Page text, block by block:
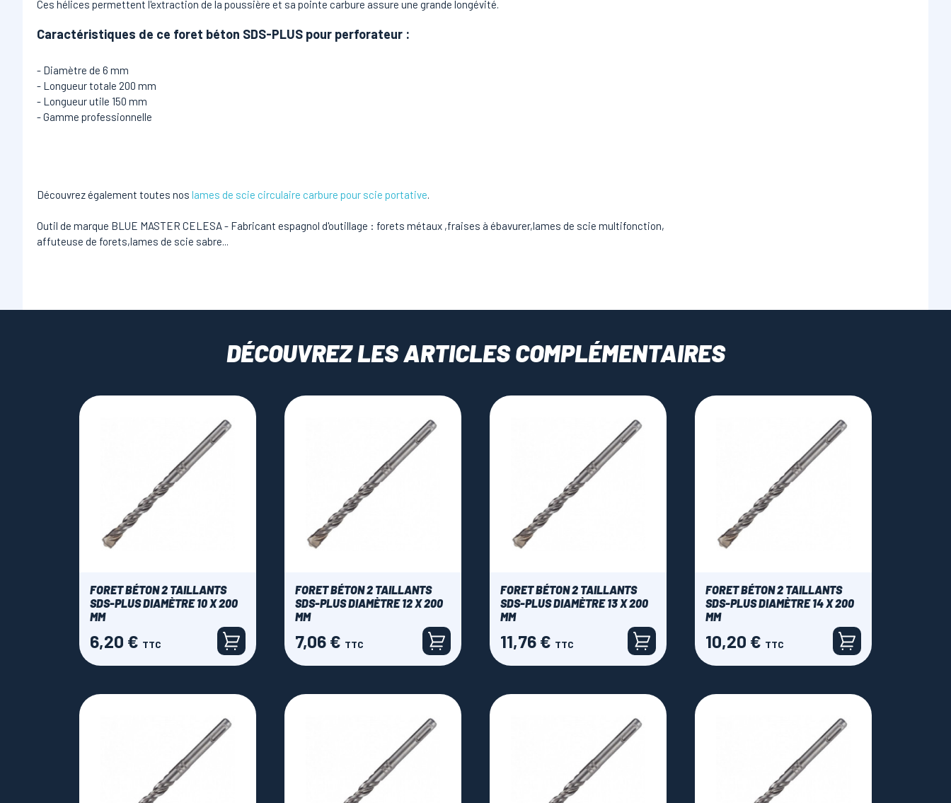
Ces hélices permettent l'extraction de la poussière et sa pointe carbure assure une grande longévité.
Caractéristiques de ce foret béton SDS-PLUS pour perforateur :
- Diamètre de 6 mm
- Longueur totale 200 mm
- Longueur utile 150 mm
- Gamme professionnelle
Découvrez également toutes nos lames de scie circulaire carbure pour scie portative.
Outil de marque BLUE MASTER CELESA - Fabricant espagnol d'outillage : forets métaux ,fraises à ébavurer,lames de scie multifonction,
affuteuse de forets,lames de scie sabre...
DÉCOUVREZ LES ARTICLES COMPLÉMENTAIRES
FORET BÉTON 2 TAILLANTS
SDS-PLUS DIAMÈTRE 10 X 200
MM
Prix
6,20 € TTC
FORET BÉTON 2 TAILLANTS
SDS-PLUS DIAMÈTRE 12 X 200
MM
Prix
7,06 € TTC
FORET BÉTON 2 TAILLANTS
SDS-PLUS DIAMÈTRE 13 X 200
MM
Prix
11,76 € TTC
FORET BÉTON 2 TAILLANTS
SDS-PLUS DIAMÈTRE 14 X 200
MM
Prix
10,20 € TTC